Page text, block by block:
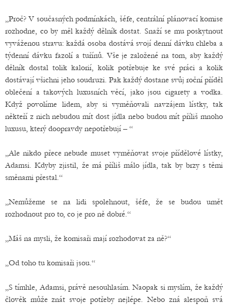
„Proč? V současných podmínkách, šéfe, centrální plánovací komise
rozhodne, co by měl každý dělník dostat. Snaží se mu poskytnout
vyváženou stravu: každá osoba dostává svojí denní dávku chleba a
týdenní dávku fazolí a tuřínů. Vše je založené na tom, aby každý
dělník dostal tolik kalorií, kolik potřebuje ke své práci a kolik
dostávají všichni jeho soudruzi. Pak každý dostane svůj roční příděl
oblečení a takových luxusních věcí, jako jsou cigarety a vodka.
Když povolíme lidem, aby si vyměňovali navzájem lístky, tak
někteří z nich nebudou mít dost jídla nebo budou mít příliš mnoho
luxusu, který doopravdy nepotřebují – “
„Ale nikdo přece nebude muset vyměňovat svoje přídělové lístky,
Adamsi. Kdyby zjistil, že má příliš málo jídla, tak by brzy s těmi
směnami přestal.“
„Nemůžeme se na lidi spolehnout, šéfe, že se budou umět
rozhodnout pro to, co je pro ně dobré.“
„Máš na mysli, že komisaři mají rozhodovat za ně?“
„Od toho tu komisaři jsou.“
„S tímhle, Adamsi, právě nesouhlasím. Naopak si myslím, že každý
člověk může znát svoje potřeby nejlépe. Nebo zná alespoň svá